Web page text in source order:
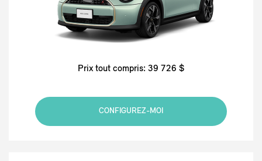
Prix tout compris: 39 726 $
CONFIGUREZ-MOI